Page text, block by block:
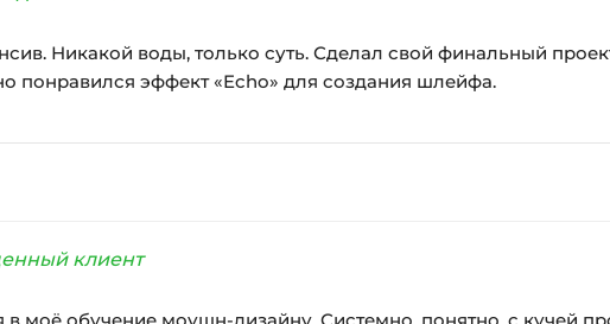
Никакой воды, только суть. Сделал свой финальный
понравился эффект «Echo» для создания шлейфа.
клиент
в моё обучение моушн-дизайну. Системно, понятно, с кучей